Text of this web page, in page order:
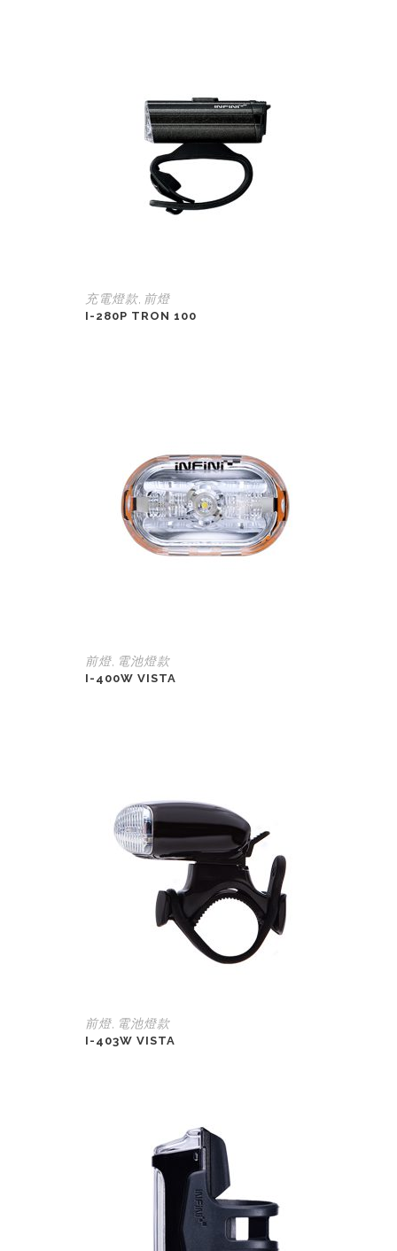
充電燈款, 前燈
I-280P TRON 100
前燈, 電池燈款
I-400W VISTA
前燈, 電池燈款
I-403W VISTA